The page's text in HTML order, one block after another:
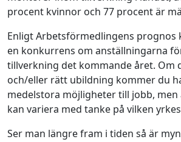
procent kvinnor och 77 procent är
Enligt Arbetsförmedlingens prognos
en konkurrens om anställningarna
tillverkning det kommande året. Om
och/eller rätt ubildning kommer du
medelstora möjligheter till jobb,
kan variera med tanke på vilken
Ser man längre fram i tiden så är